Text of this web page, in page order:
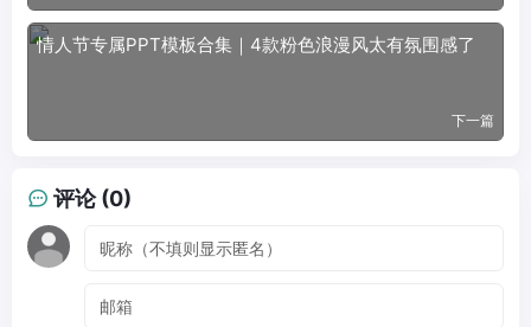
情人节专属PPT模板合集｜4款粉色浪漫风太有氛围感了
下一篇
评论 (0)